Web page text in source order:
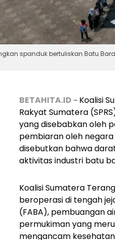
spanduk bertuliskan Batu
BETAHITA.ID - Koalisi
Rakyat Sumatera
yang disebabkan oleh
pembiaran oleh
disebutkan bahwa
aktivitas industri batu
Koalisi Sumatera
beroperasi di tengah
(FABA), pembuangan
permukiman yang
mengancam